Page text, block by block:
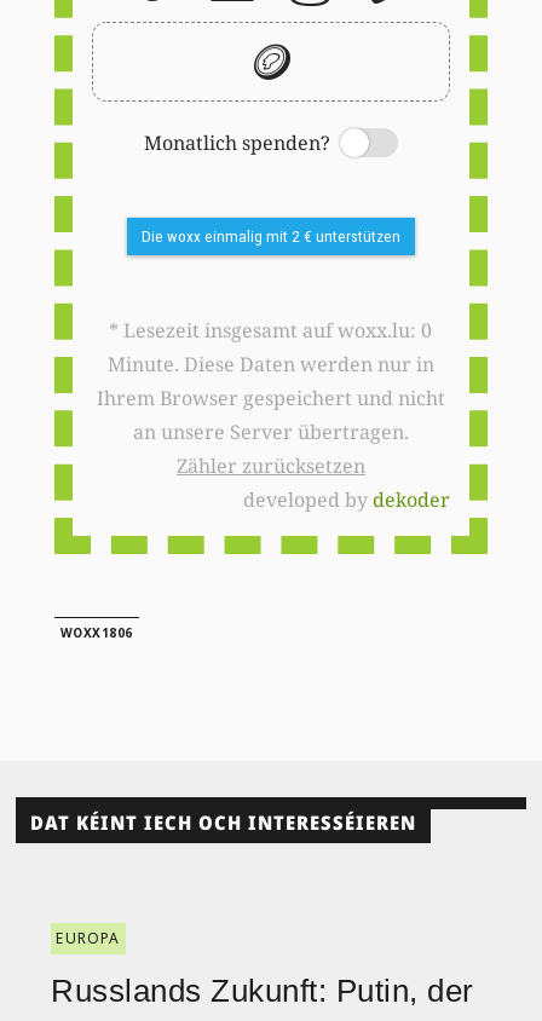
🪙
Monatlich spenden?
Switch
Die woxx einmalig mit 2 € unterstützen
* Lesezeit insgesamt auf woxx.lu: 0
Minute. Diese Daten werden nur in
Ihrem Browser gespeichert und nicht
an unsere Server übertragen.
Zähler zurücksetzen
developed bydekoder
WOXX1806
DAT KÉINT IECH OCH INTERESSÉIEREN
EUROPA
Russlands Zukunft: Putin, der